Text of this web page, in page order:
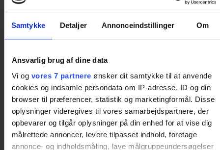
Samtykke Detaljer Annonceindstillinger Om
Ansvarlig brug af dine data
Vi og vores 7 partnere ønsker dit samtykke til at anvende
cookies og indsamle persondata om IP-adresse, ID og din
browser til præferencer, statistik og marketingformål. Disse
oplysninger videregives til vores samarbejdspartnere, der
opbevarer og tilgår oplysninger på din enhed for at vise dig
målrettede annoncer, levere tilpasset indhold, foretage
annonce- og indholdsmåling, lave målgruppeundersøgelser